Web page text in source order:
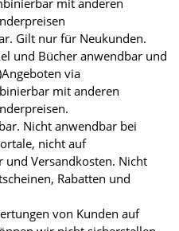
Gilt nur für Neukunden.
und Bücher anwendbar und
via
mit anderen
Nicht anwendbar bei
nicht auf
Versandkosten. Nicht
Rabatten und
von Kunden auf